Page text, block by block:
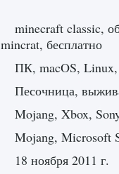
minecraft classic,
mincrat, бесплатно
ПК, macOS, Linux,
Песочница,
Mojang, Xbox,
Mojang, Microsoft
18 ноября 2011 г.